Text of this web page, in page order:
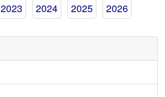
2023 2024 2025 2026